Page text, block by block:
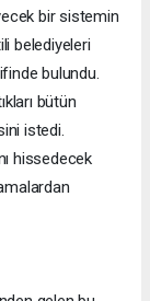
bir sistemin
belediyeleri
bulundu.
bütün
istedi.
hissedecek